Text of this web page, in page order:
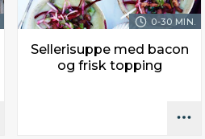
0-30 MIN.
Sellerisuppe med bacon
og frisk topping